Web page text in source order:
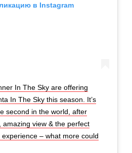
в Instagram
In The Sky are offering
In The Sky this season. It’s
second in the world, after
amazing view & the perfect
– what more could